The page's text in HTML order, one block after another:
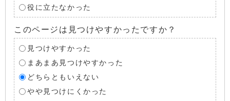
役に立たなかった
このページは見つけやすかったですか？
見つけやすかった
まあまあ見つけやすかった
どちらともいえない
やや見つけにくかった